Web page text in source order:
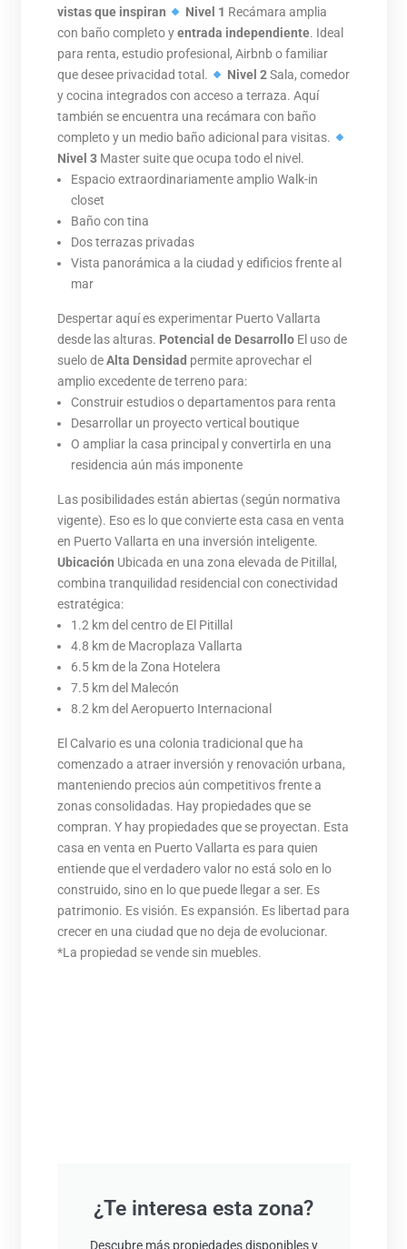
vistas que inspiran
Nivel 1 Recámara amplia
con baño completo yentrada independiente. Ideal
para renta, estudio profesional, Airbnb o familiar
que desee privacidad total.
Nivel 2Sala, comedor
y cocina integrados con acceso a terraza. Aquí
también se encuentra una recámara con baño
completo y un medio baño adicional para visitas.
Nivel 3Master suite que ocupa todo el nivel.
Espacio extraordinariamente amplio Walk-in
closet
Baño con tina
Dos terrazas privadas
Vista panorámica a la ciudad y edificios frente al
mar
Despertar aquí es experimentar Puerto Vallarta
desde las alturas. Potencial de DesarrolloEl uso de
suelo deAlta Densidad permite aprovechar el
amplio excedente de terreno para:
Construir estudios o departamentos para renta
Desarrollar un proyecto vertical boutique
O ampliar la casa principal y convertirla en una
residencia aún más imponente
Las posibilidades están abiertas (según normativa
vigente). Eso es lo que convierte esta casa en venta
en Puerto Vallarta en una inversión inteligente.
Ubicación Ubicada en una zona elevada de Pitillal,
combina tranquilidad residencial con conectividad
estratégica:
1.2 km del centro de El Pitillal
4.8 km de Macroplaza Vallarta
6.5 km de la Zona Hotelera
7.5 km del Malecón
8.2 km del Aeropuerto Internacional
El Calvario es una colonia tradicional que ha
comenzado a atraer inversión y renovación urbana,
manteniendo precios aún competitivos frente a
zonas consolidadas. Hay propiedades que se
compran. Y hay propiedades que se proyectan. Esta
casa en venta en Puerto Vallarta es para quien
entiende que el verdadero valor no está solo en lo
construido, sino en lo que puede llegar a ser. Es
patrimonio. Es visión. Es expansión. Es libertad para
crecer en una ciudad que no deja de evolucionar.
*La propiedad se vende sin muebles.
¿Te interesa esta zona?
Descubre más propiedades disponibles y